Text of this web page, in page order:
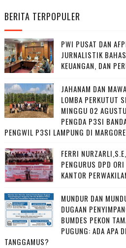
BERITA TERPOPULER
PWI PUSAT DAN
JURNALISTIK
KEUANGAN, DAN
JAHANAM DAN
LOMBA PERKUTUT
MINGGU 02
PENGDA P3SI
PENGWIL P3SI LAMPUNG DI
FERRI
PENGURUS DPD
KANTOR
MUNDUR DAN
DUGAAN
BUMDES PEKON
PUGUNG: ADA APA
TANGGAMUS?